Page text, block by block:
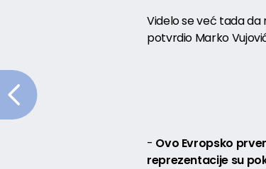
Videlo se već tada da
potvrdio Marko
- Ovo Evropsko
reprezentacije su